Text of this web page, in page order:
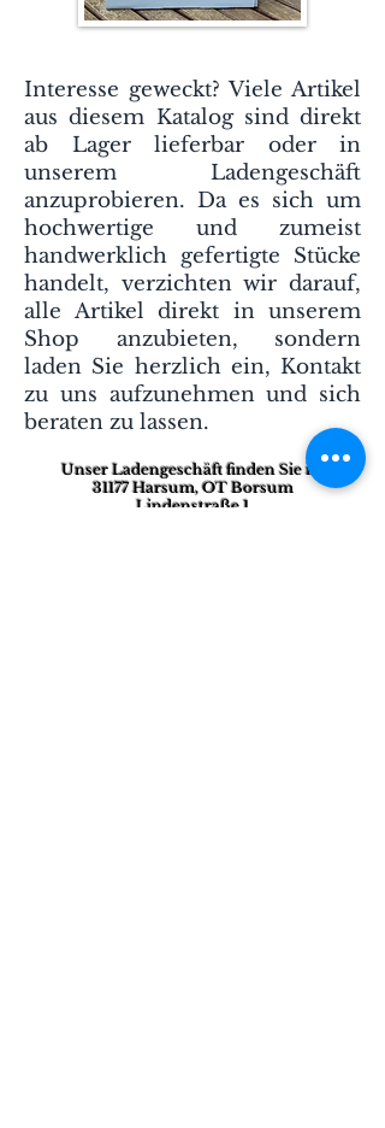
Interesse geweckt? Viele Artikel
aus diesem Katalog sind direkt
ab Lager lieferbar oder in
unserem Ladengeschäft
anzuprobieren. Da es sich um
hochwertige und zumeist
handwerklich gefertigte Stücke
handelt, verzichten wir darauf,
alle Artikel direkt in unserem
Shop anzubieten, sondern
laden Sie herzlich ein, Kontakt
zu uns aufzunehmen und sich
beraten zu lassen.
Unser Ladengeschäft finden Sie in:
31177 Harsum, OT Borsum
Lindenstraße 1